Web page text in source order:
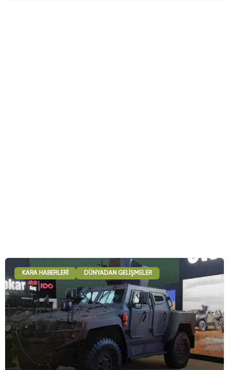
KARA HABERLERI DÜNYADAN GELIŞMELER